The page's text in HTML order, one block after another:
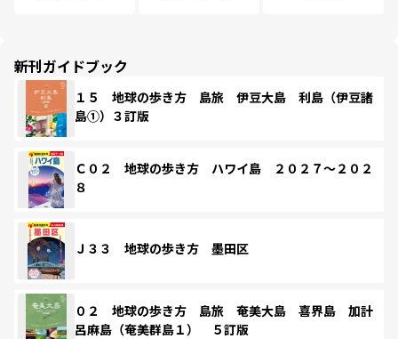
新刊ガイドブック
１５ 地球の歩き方 島旅 伊豆大島 利島（伊豆諸
島①）３訂版
Ｃ０２ 地球の歩き方 ハワイ島 ２０２７～２０２
８
Ｊ３３ 地球の歩き方 墨田区
０２ 地球の歩き方 島旅 奄美大島 喜界島 加計
呂麻島（奄美群島１） ５訂版